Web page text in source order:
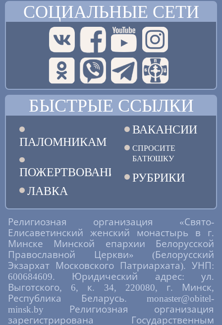
СОЦИАЛЬНЫЕ СЕТИ
БЫСТРЫЕ ССЫЛКИ
ПАЛОМНИКАМ
ПОЖЕРТВОВАНИЯ
ЛАВКА
ВАКАНСИИ
СПРОСИТЕ
БАТЮШКУ
РУБРИКИ
Религиозная организация «Свято-
Елисаветинский женский монастырь в г.
Минске Минской епархии Белорусской
Православной Церкви» (Белорусский
Экзархат Московского Патриархата). УНП:
600684609. Юридический адрес: ул.
Выготского, 6, к. 34, 220080, г. Минск,
Республика Беларусь. monaster@obitel-
minsk.by Религиозная организация
зарегистрирована Государственным